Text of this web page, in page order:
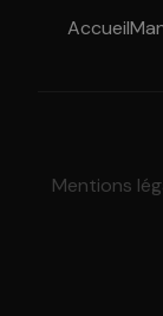
Accueil
Mentions